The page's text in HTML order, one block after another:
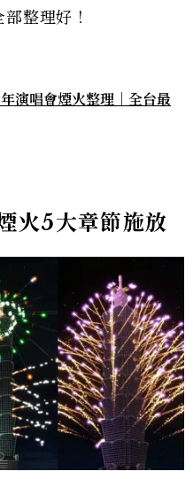
整理好！
演唱會煙火整理｜全台最
火5大章節施放